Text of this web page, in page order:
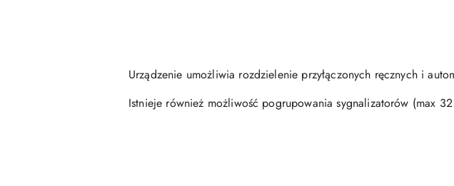
Urządzenie umożliwia rozdzielenie przyłączonych ręcznych i
Istnieje również możliwość pogrupowania sygnalizatorów (max